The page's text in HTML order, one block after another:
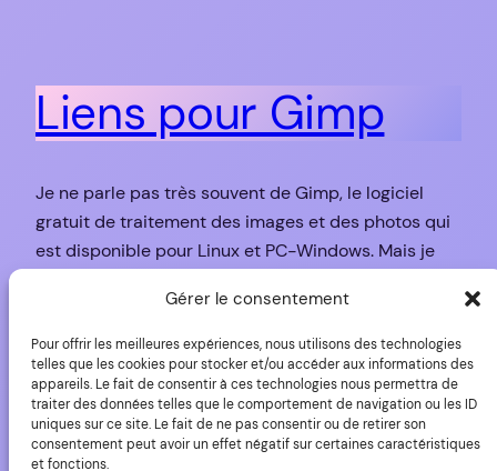
Gérer le consentement
Pour offrir les meilleures expériences, nous utilisons des technologies
telles que les cookies pour stocker et/ou accéder aux informations des
appareils. Le fait de consentir à ces technologies nous permettra de
traiter des données telles que le comportement de navigation ou les ID
uniques sur ce site. Le fait de ne pas consentir ou de retirer son
consentement peut avoir un effet négatif sur certaines caractéristiques
et fonctions.
Liens pour Gimp
Je ne parle pas très souvent de Gimp, le logiciel
gratuit de traitement des images et des photos qui
est disponible pour Linux et PC-Windows. Mais je
intéressantes. Comme je ne voulais pas les garder
sous le coude indéfiniment, voici une volée de
petites informations ou de liens utiles…
7 mai 2010